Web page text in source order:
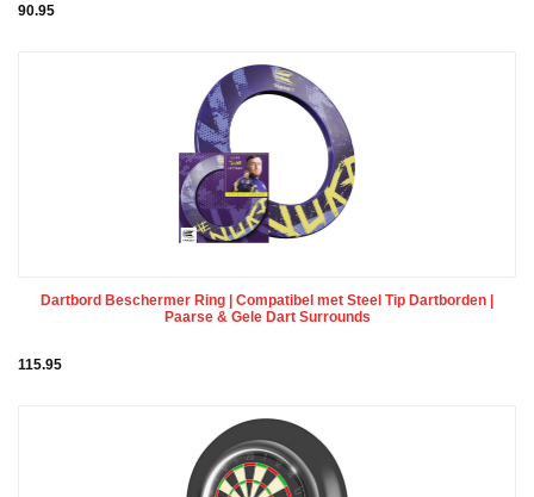
90.95
Dartbord Beschermer Ring | Compatibel met Steel Tip Dartborden |
Paarse & Gele Dart Surrounds
115.95